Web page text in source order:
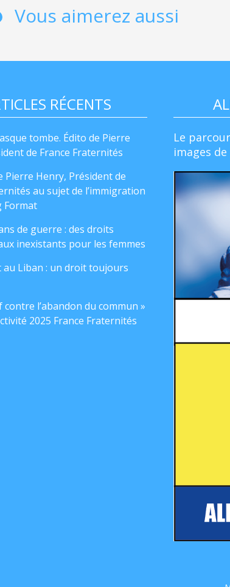
Vous aimerez aussi
RÉCENTS
tombe. Édito de Pierre
de France Fraternités
Pierre Henry, Président de
au sujet de l’immigration
Format
de guerre : des droits
inexistants pour les femmes
au Liban : un droit toujours
contre l’abandon du commun »
2025 France Fraternités
Le
images